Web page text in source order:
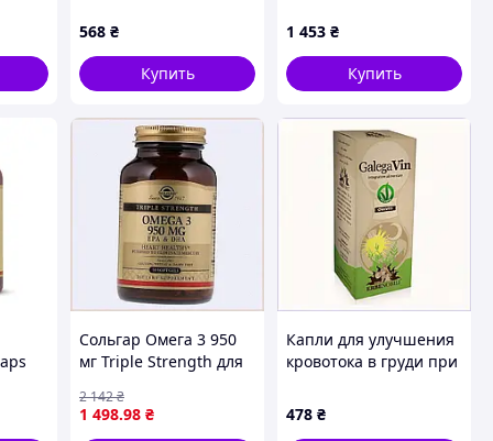
мигдаль
низьковуглеводний
перекус для енергії та
контролю ваги
568 ₴
Купить
1 453 ₴
Купить
Сольгар Омега 3 950
мг Triple Strength для
P8908E187
1 498.98 ₴
2 142₴
Капли для улучшения
кровотока в груди при
478 ₴